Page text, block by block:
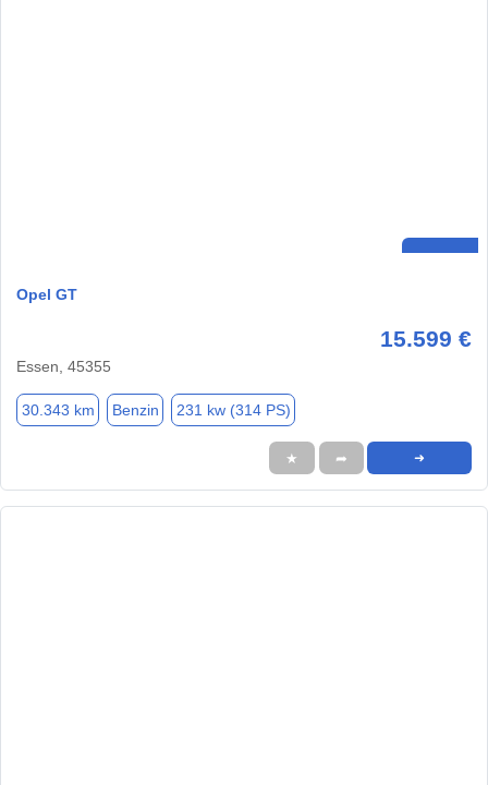
Opel GT
15.599 €
Essen, 45355
30.343 km Benzin 231 kw (314 PS)
★ ➦ ➜